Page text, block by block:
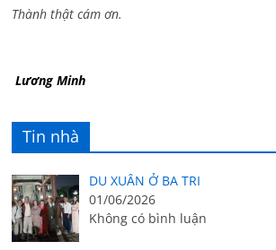
Thành thật cám ơn.
Lương Minh
Tin nhà
DU XUÂN Ở BA TRI
01/06/2026
Không có bình luận